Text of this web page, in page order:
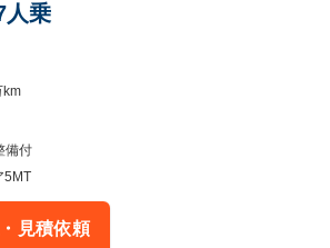
乗
km
備付
5MT
見積依頼